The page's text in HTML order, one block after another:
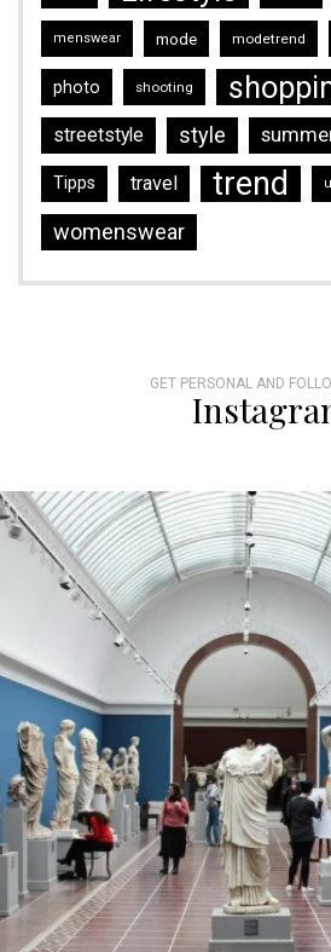
menswear mode modetrend
photo shooting
streetstyle style
Tipps travel trend
womenswear
GET PERSONAL AND